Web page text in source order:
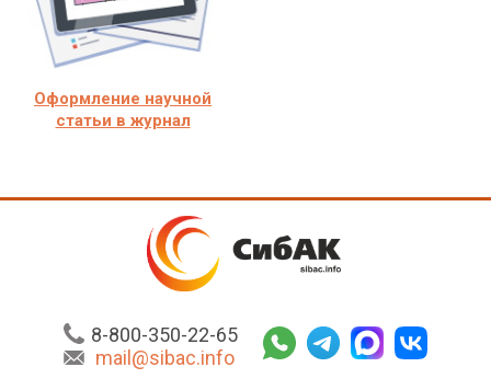
Оформление научной
статьи в журнал
8-800-350-22-65
mail@sibac.info